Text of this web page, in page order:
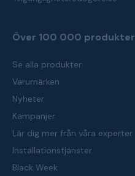
Över 100 000 produkter
Se alla produkter
Varumärken
Nyheter
Kampanjer
Lär dig mer från våra experter
Installationstjänster
Black Week